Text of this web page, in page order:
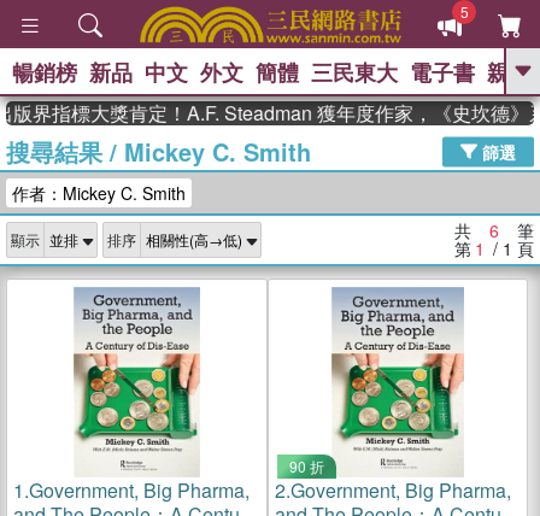
5
GO
熱搜： 東野圭吾 高希均教授回憶錄
、 The Odyssey 、 父親節 、 如果歷
獎 臺灣漫遊錄 、 方念華 、 台灣的李
登輝時代
數學女孩：黎曼猜想 、
偉大的迷走神經
暢銷榜 新品 中文 外文 簡體 三民東大 電子書 親子
界指標大獎肯定！A.F. Steadman 獲年度作家，《史坎德》
搜尋結果/ Mickey C. Smith
篩選
作者：Mickey C. Smith
顯示 排序 共 6 筆
第 1 / 1 頁
1.Government, Big Pharma,
90 折
2.Government, Big Pharma,